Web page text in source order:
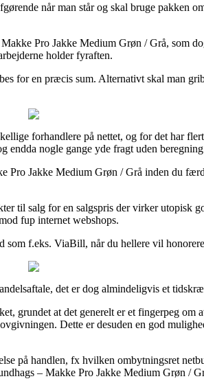
når man står og skal bruge pakken
Pro Jakke Medium Grøn / Grå, som
holder fyraften.
for en præcis sum. Alternativt skal man
forhandlere på nettet, og for det har
endda nogle gange yde fragt uden
Jakke Medium Grøn / Grå inden du
til salg for en salgspris der virker utopisk
fup internet webshops.
f.eks. ViaBill, når du hellere vil
det er dog almindeligvis et
grundet at det generelt er et fingerpeg
Dette er desuden en god
på handlen, fx hvilken ombytningsret
– Makke Pro Jakke Medium Grøn /